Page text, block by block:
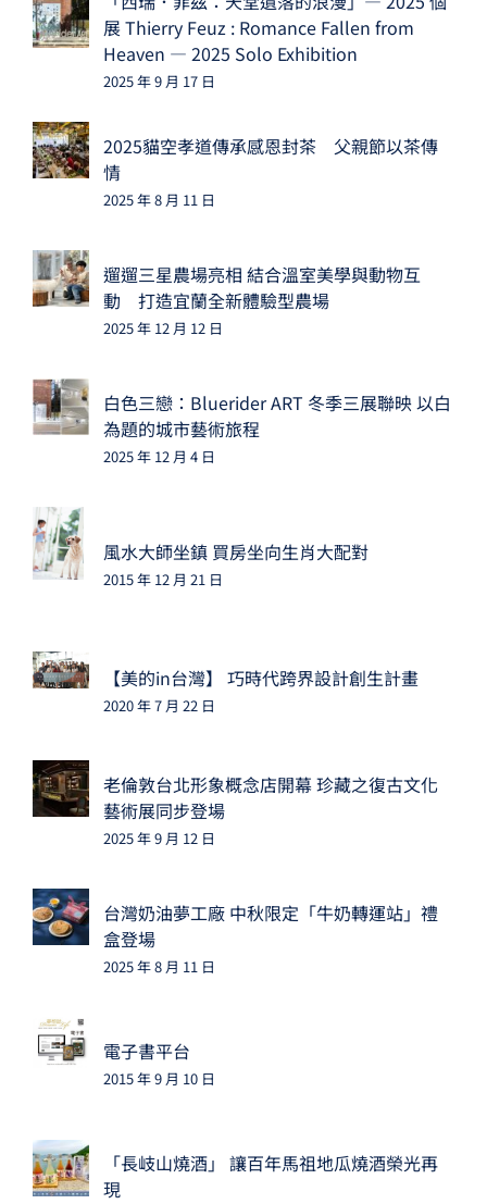
展 Thierry Feuz : Romance Fallen from
Heaven — 2025 Solo Exhibition
2025 年 9 月 17 日
2025貓空孝道傳承感恩封茶 父親節以茶傳
情
2025 年 8 月 11 日
遛遛三星農場亮相 結合溫室美學與動物互
動 打造宜蘭全新體驗型農場
2025 年 12 月 12 日
白色三戀：Bluerider ART 冬季三展聯映 以白
為題的城市藝術旅程
2025 年 12 月 4 日
風水大師坐鎮 買房坐向生肖大配對
2015 年 12 月 21 日
【美的in台灣】 巧時代跨界設計創生計畫
2020 年 7 月 22 日
老倫敦台北形象概念店開幕 珍藏之復古文化
藝術展同步登場
2025 年 9 月 12 日
台灣奶油夢工廠 中秋限定「牛奶轉運站」禮
盒登場
2025 年 8 月 11 日
電子書平台
2015 年 9 月 10 日
「長岐山燒酒」 讓百年馬祖地瓜燒酒榮光再
現